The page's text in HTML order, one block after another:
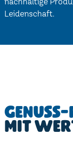
Leidenschaft.
mit